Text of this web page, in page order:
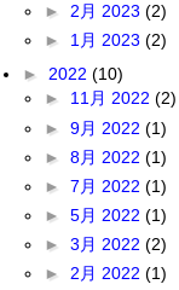
► 2月 2023 (2)
► 1月 2023 (2)
► 2022 (10)
► 11月 2022 (2)
► 9月 2022 (1)
► 8月 2022 (1)
► 7月 2022 (1)
► 5月 2022 (1)
► 3月 2022 (2)
► 2月 2022 (1)